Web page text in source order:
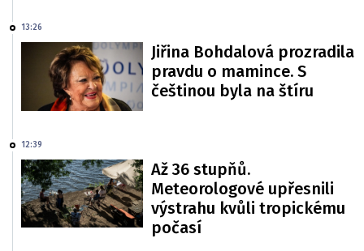
13:26
Jiřina Bohdalová prozradila
pravdu o mamince. S
češtinou byla na štíru
12:39
Až 36 stupňů.
Meteorologové upřesnili
výstrahu kvůli tropickému
počasí